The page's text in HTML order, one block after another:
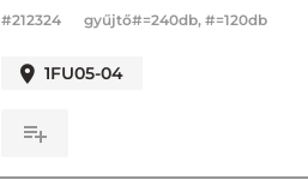
#212324 gyűjtő#=240db, #=120db
1FU05-04